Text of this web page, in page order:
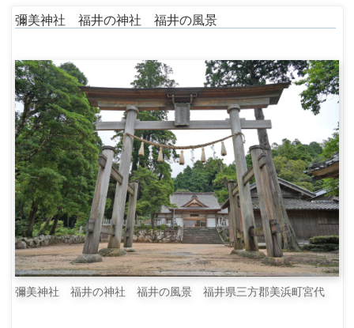
彌美神社 福井の神社 福井の風景
彌美神社 福井の神社 福井の風景 福井県三方郡美浜町宮代